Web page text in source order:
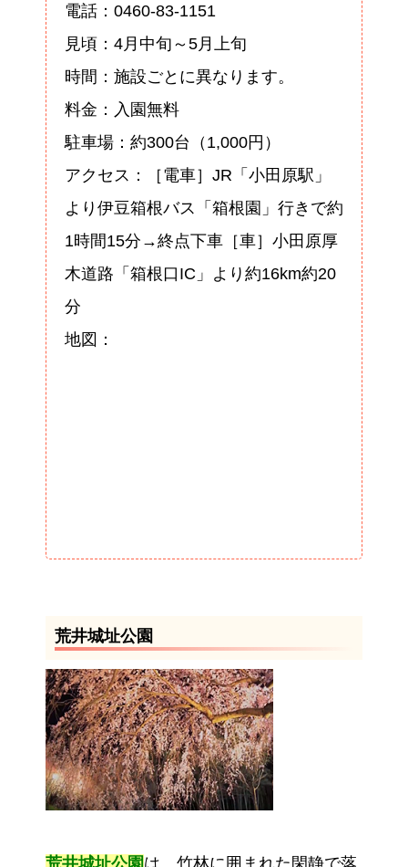
電話：0460-83-1151
見頃：4月中旬～5月上旬
時間：施設ごとに異なります。
料金：入園無料
駐車場：約300台（1,000円）
アクセス：［電車］JR「小田原駅」
より伊豆箱根バス「箱根園」行きで約
1時間15分→終点下車［車］小田原厚
木道路「箱根口IC」より約16km約20
分
地図：
荒井城址公園
荒井城址公園は、竹林に囲まれた閑静で落